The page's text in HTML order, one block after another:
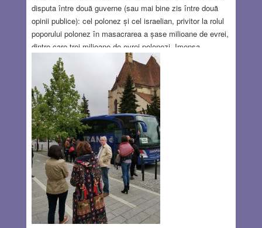
disputa între două guverne (sau mai bine zis între două
opinii publice): cel polonez și cel israelian, privitor la rolul
poporului polonez în masacrarea a șase milioane de evrei,
dintre care trei milioane de evrei polonezi. Imensa
majoritate a israelienilor consideră poporul polonez ca
părtaș la ororile hitleriste, întrucât cea mai mare parte a
evreimii poloneze a fost dusă spre cuptoare cu sprijinul
(sau în cel mai bun caz cu indiferența) populației poloneze
în mijocul căreia trăia.
Read more…
MAY 16, 2019